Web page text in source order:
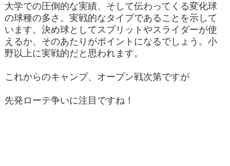
大学での圧倒的な実績、そして伝わってくる変化球
の球種の多さ。実戦的なタイプであることを示して
います。決め球としてスプリットやスライダーが使
えるか、そのあたりがポイントになるでしょう。小
野以上に実戦的だと思われます。
これからのキャンプ、オープン戦次第ですが
先発ローテ争いに注目ですね！